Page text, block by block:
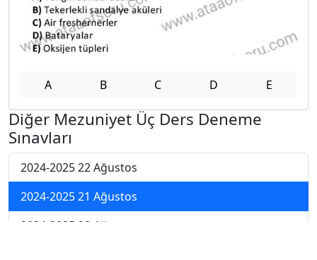
A B C D E
Diğer Mezuniyet Üç Ders Deneme
Sınavları
2024-2025 22 Ağustos
2024-2025 21 Ağustos
2024-2025 20 Ağustos